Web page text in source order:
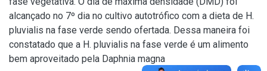
alcançado no 7º dia no cultivo autotrófico com a dieta de H.
pluvialis na fase verde sendo ofertada. Dessa maneira foi
constatado que a H. pluvialis na fase verde é um alimento
bem aproveitado pela Daphnia magna